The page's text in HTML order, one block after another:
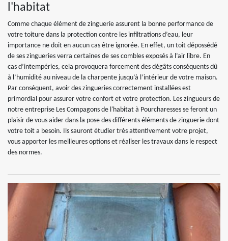
l'habitat
Comme chaque élément de zinguerie assurent la bonne performance de
votre toiture dans la protection contre les infiltrations d’eau, leur
importance ne doit en aucun cas être ignorée. En effet, un toit dépossédé
de ses zingueries verra certaines de ses combles exposés à l’air libre. En
cas d’intempéries, cela provoquera forcement des dégâts conséquents dû
à l’humidité au niveau de la charpente jusqu’à l’intérieur de votre maison.
Par conséquent, avoir des zingueries correctement installées est
primordial pour assurer votre confort et votre protection. Les zingueurs de
notre entreprise Les Compagons de l'habitat à Pourcharesses se feront un
plaisir de vous aider dans la pose des différents éléments de zinguerie dont
votre toit a besoin. Ils sauront étudier très attentivement votre projet,
vous apporter les meilleures options et réaliser les travaux dans le respect
des normes.